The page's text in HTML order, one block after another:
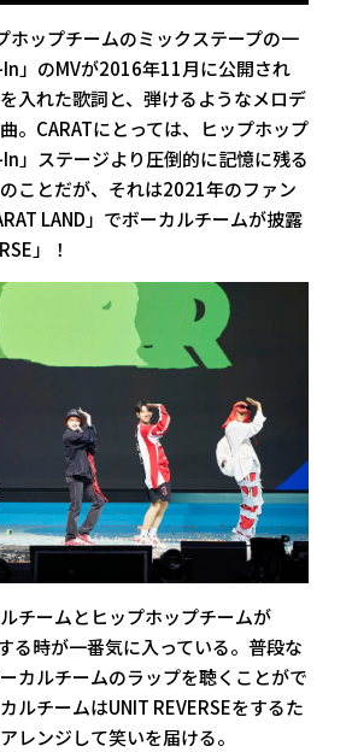
ホップチームのミックステープの一
」のMVが2016年11月に公開され
入れた歌詞と、弾けるようなメロデ
。CARATにとっては、ヒップホップ
」ステージより圧倒的に記憶に残る
ことだが、それは2021年のファン
LAND」でボーカルチームが披露
」！
チームとヒップホップチームが
る時が一番気に入っている。普段な
カルチームのラップを聴くことがで
ルチームはUNIT REVERSEをするた
レンジして笑いを届ける。